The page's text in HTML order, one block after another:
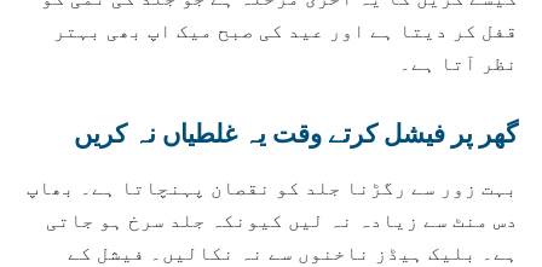
قفل کر دیتا ہے اور عید کی صبح میک اپ بھی بہتر
نظر آتا ہے۔
گھر پر فیشل کرتے وقت یہ غلطیاں نہ کریں
بہت زور سے رگڑنا جلد کو نقصان پہنچاتا ہے۔ بھاپ
دس منٹ سے زیادہ نہ لیں کیونکہ جلد سرخ ہو جاتی
ہے۔ بلیک ہیڈز ناخنوں سے نہ نکالیں۔ فیشل کے